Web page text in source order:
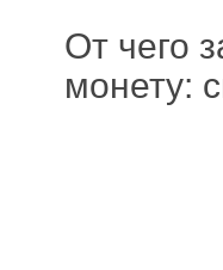
От чего
монету: